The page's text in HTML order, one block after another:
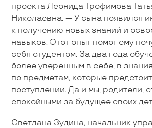
проекта Леонида Трофимова
Николаевна. — У сына появился
к получению новых знаний и
навыков. Этот опыт помог ему
себя студентом. За два года
более уверенным в себе, в
по предметам, которые
поступлении. Да и мы, родители,
спокойными за будущее своих
Светлана Зудина, начальник